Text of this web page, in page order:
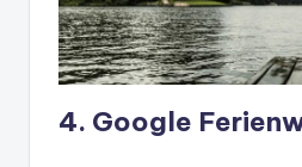
4. Google